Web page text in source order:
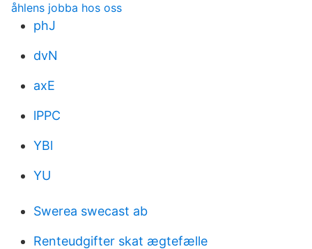
åhlens jobba hos oss
phJ
dvN
axE
lPPC
YBl
YU
Swerea swecast ab
Renteudgifter skat ægtefælle